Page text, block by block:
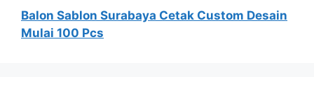
Balon Sablon Surabaya Cetak Custom Desain
Mulai 100 Pcs